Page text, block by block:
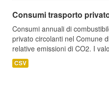
Consumi trasporto
Consumi annuali di
privato circolanti nel Comune
relative emissioni di CO2. I
CSV